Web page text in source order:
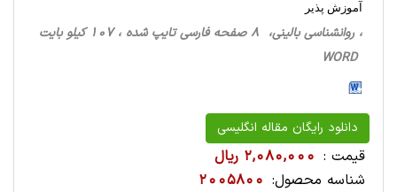
آموزش پذير
، روانشناسی ‌بالینی، 8 صفحه فارسی تایپ شده ، 107 کیلو بایت
WORD
دانلود رایگان مقاله انگلیسی
قیمت : 2,080,000 ریال
شناسه محصول: 2005800